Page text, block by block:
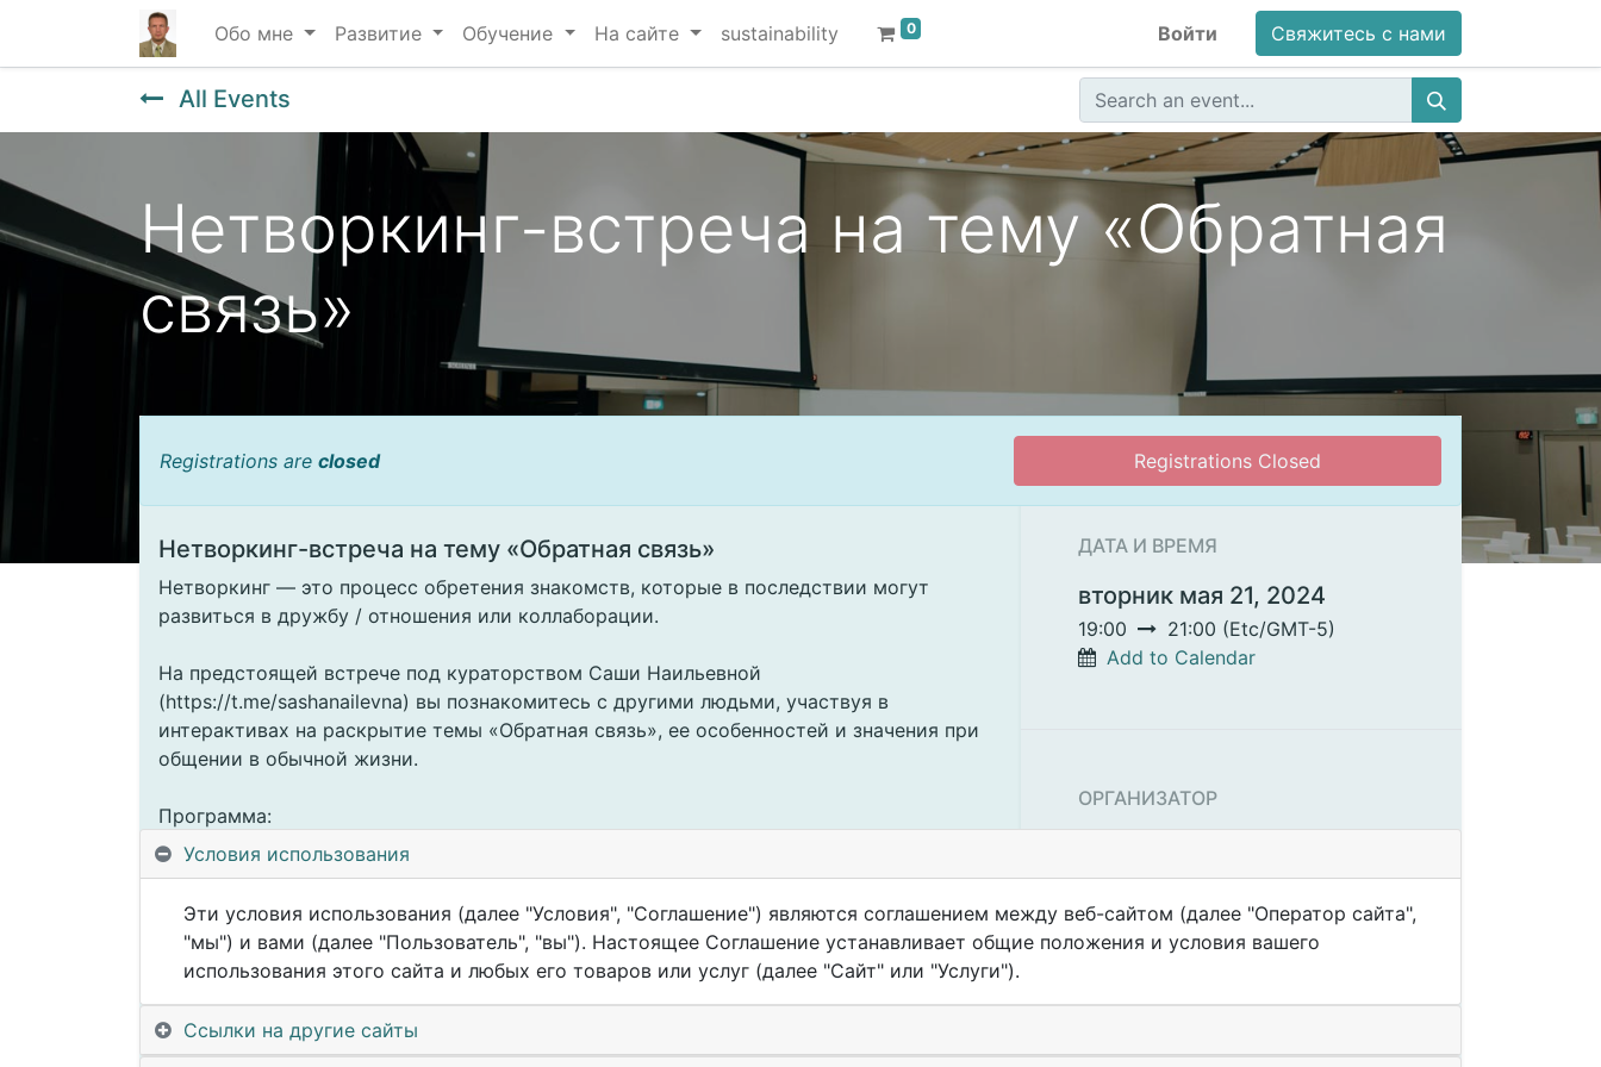
Обо мне Развитие Обучение На сайте sustainability 0 Войти Свяжитесь с нами
All Events
Нетворкинг-встреча на тему «Обратная
связь»
Registrations are closed Registrations Closed
Нетворкинг-встреча на тему «Обратная связь»
Нетворкинг — это процесс обретения знакомств, которые в последствии могут
развиться в дружбу / отношения или коллаборации.
На предстоящей встрече под кураторством Саши Наильевной
(https://t.me/sashanailevna) вы познакомитесь с другими людьми, участвуя в
интерактивах на раскрытие темы «Обратная связь», ее особенностей и значения при
общении в обычной жизни.
Программа:
1. Знакомство участников (краткая самопрезентация);
2. Групповые комфортные игры на сплочение и знакомство с раскрытием темы;
3. Завершающий круг инсайтов и обмена контактами.
Где?
ДАТА И ВРЕМЯ
вторник мая 21, 2024
19:00 21:00 (Etc/GMT-5)
Add to Calendar
ОРГАНИЗАТОР
SHARE
Условия использования
Эти условия использования (далее "Условия", "Соглашение") являются соглашением между веб-сайтом (далее "Оператор сайта",
"мы") и вами (далее "Пользователь", "вы"). Настоящее Соглашение устанавливает общие положения и условия вашего
использования этого сайта и любых его товаров или услуг (далее "Сайт" или "Услуги").
Ссылки на другие сайты